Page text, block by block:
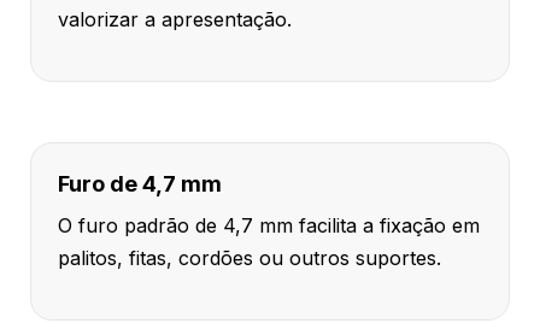
valorizar a apresentação.
Furo de 4,7 mm
O furo padrão de 4,7 mm facilita a fixação em
palitos, fitas, cordões ou outros suportes.